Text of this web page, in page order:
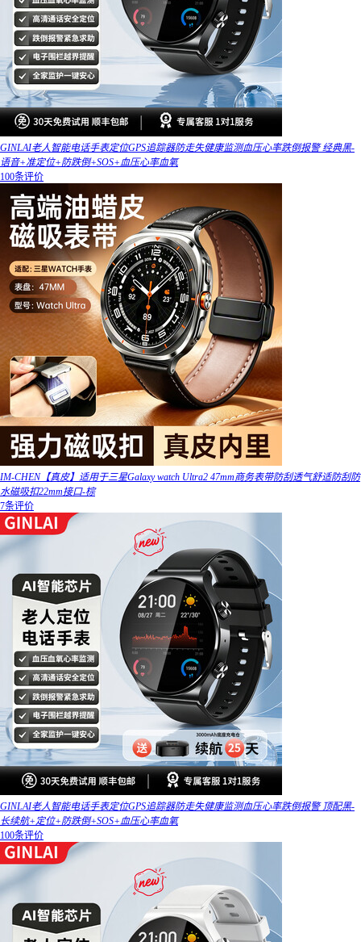
GINLAI老人智能电话手表定位GPS追踪器防走失健康监测血压心率跌倒报警 经典黑-
语音+准定位+防跌倒+SOS+血压心率血氧
100条评价
IM-CHEN【真皮】适用于三星Galaxy watch Ultra2 47mm商务表带防刮透气舒适防刮防
水磁吸扣22mm接口-棕
7条评价
GINLAI老人智能电话手表定位GPS追踪器防走失健康监测血压心率跌倒报警 顶配黑-
长续航+定位+防跌倒+SOS+血压心率血氧
100条评价